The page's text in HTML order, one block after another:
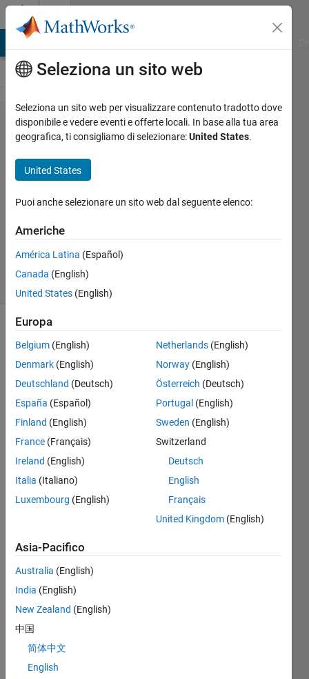
Vai al contenuto
Problem
46559.
divide
by 5
Ranjeet
Nalawade
251
solvers
enter
input
x,
divide
it by
5 and
put in
Solve
Solution
Stats
302
Solutions
251
Solvers
Last
Seleziona un sito web
Seleziona un sito web per visualizzare contenuto tradotto dove
disponibile e vedere eventi e offerte locali. In base alla tua area
geografica, ti consigliamo di selezionare:United States.
United States
Puoi anche selezionare un sito web dal seguente elenco:
Americhe
América Latina (Español)
Canada (English)
United States (English)
Europa
Belgium (English)
Denmark (English)
Deutschland (Deutsch)
España (Español)
Finland (English)
France (Français)
Ireland (English)
Italia (Italiano)
Luxembourg (English)
Netherlands (English)
Norway (English)
Österreich (Deutsch)
Portugal (English)
Sweden (English)
Switzerland
Deutsch
English
Français
United Kingdom (English)
Asia-Pacifico
Australia (English)
India (English)
New Zealand (English)
中国
简体中文
English